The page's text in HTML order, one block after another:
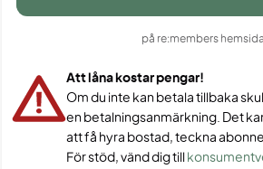
på re:members hemsida
Att låna kostar pengar!
Om du inte kan betala tillbaka
en betalningsanmärkning. Det
att få hyra bostad, teckna
För stöd, vänd dig till